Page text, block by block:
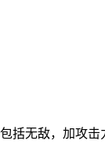
括无敌，加攻